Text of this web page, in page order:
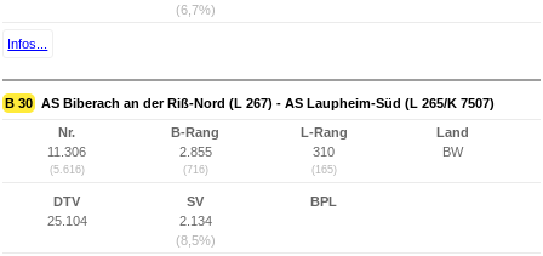
(6,7%)
Infos...
B 30 AS Biberach an der Riß-Nord (L 267) - AS Laupheim-Süd (L 265/K 7507)
Nr.
11.306
(5.616)
B-Rang
2.855
(716)
L-Rang
310
(165)
Land
BW
DTV
25.104
SV
2.134
(8,5%)
BPL